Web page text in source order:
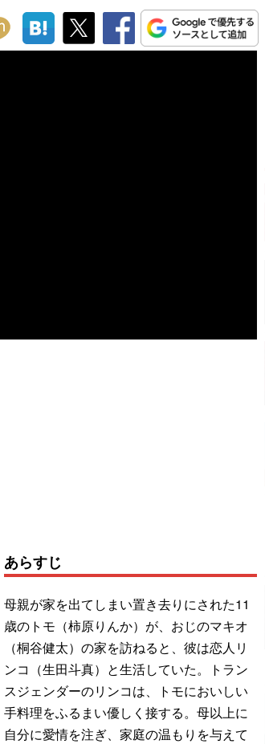
あらすじ
母親が家を出てしまい置き去りにされた11
歳のトモ（柿原りんか）が、おじのマキオ
（桐谷健太）の家を訪ねると、彼は恋人リ
ンコ（生田斗真）と生活していた。トラン
スジェンダーのリンコは、トモにおいしい
手料理をふるまい優しく接する。母以上に
自分に愛情を注ぎ、家庭の温もりを与えて